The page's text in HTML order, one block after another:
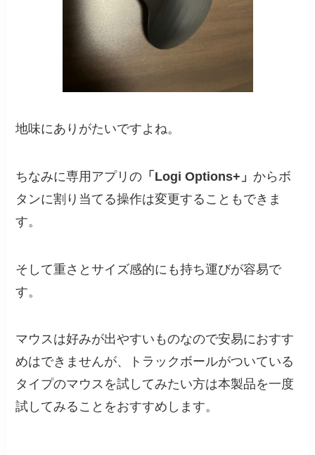
地味にありがたいですよね。
ちなみに専用アプリの 「Logi Options+」 からボ
タンに割り当てる操作は変更することもできま
す。
そして重さとサイズ感的にも持ち運びが容易で
す。
マウスは好みが出やすいものなので安易におすす
めはできませんが、トラックボールがついている
タイプのマウスを試してみたい方は本製品を一度
試してみることをおすすめします。